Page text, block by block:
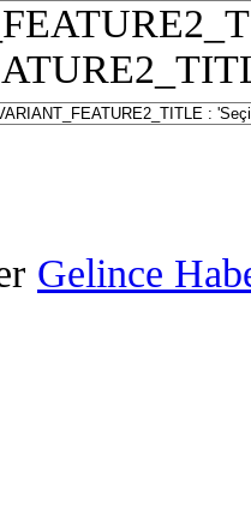
Gelince